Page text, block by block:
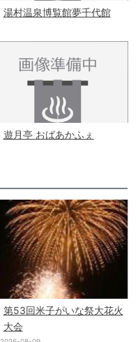
湯村温泉博覧館夢千代館
遊月亭 おばあかふぇ
第53回米子がいな祭大花火
大会